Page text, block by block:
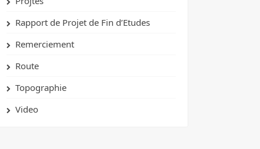
Rapport de Projet de Fin d’Etudes
Remerciement
Route
Topographie
Video